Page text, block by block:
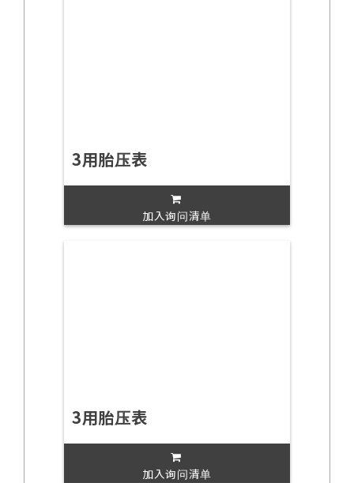
3用胎压表
加入询问清单
3用胎压表
加入询问清单